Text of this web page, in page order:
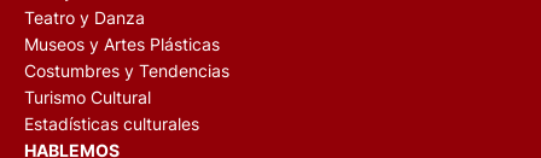
Teatro y Danza
Museos y Artes Plásticas
Costumbres y Tendencias
Turismo Cultural
Estadísticas culturales
HABLEMOS